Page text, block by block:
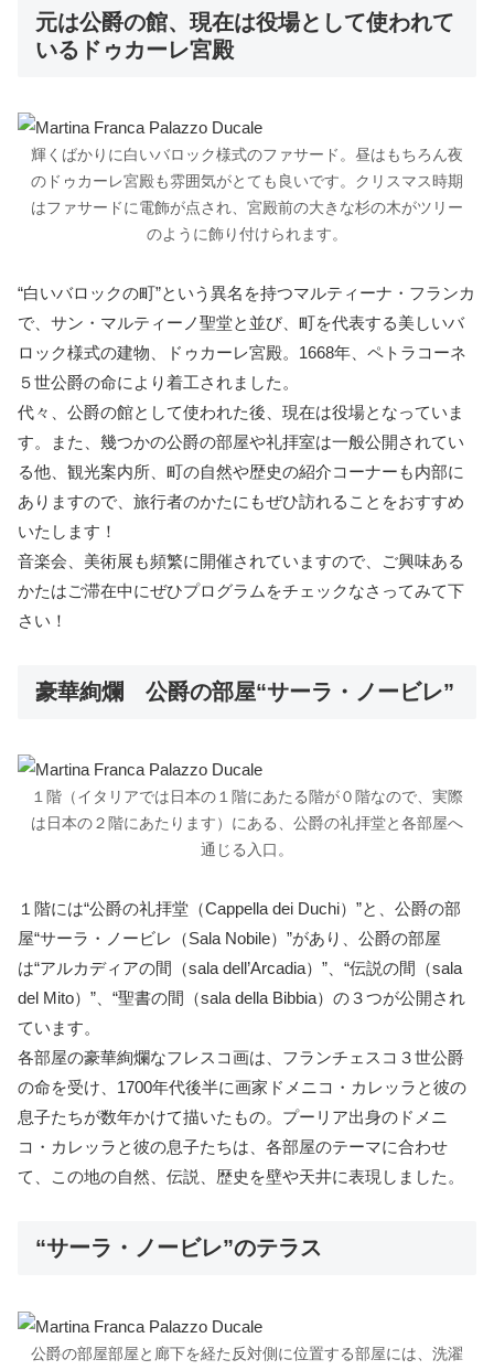
元は公爵の館、現在は役場として使われて
いるドゥカーレ宮殿
輝くばかりに白いバロック様式のファサード。昼はもちろん夜
のドゥカーレ宮殿も雰囲気がとても良いです。クリスマス時期
はファサードに電飾が点され、宮殿前の大きな杉の木がツリー
のように飾り付けられます。
“白いバロックの町”という異名を持つマルティーナ・フランカ
で、サン・マルティーノ聖堂と並び、町を代表する美しいバ
ロック様式の建物、ドゥカーレ宮殿。1668年、ペトラコーネ
５世公爵の命により着工されました。
代々、公爵の館として使われた後、現在は役場となっていま
す。また、幾つかの公爵の部屋や礼拝室は一般公開されてい
る他、観光案内所、町の自然や歴史の紹介コーナーも内部に
ありますので、旅行者のかたにもぜひ訪れることをおすすめ
いたします！
音楽会、美術展も頻繁に開催されていますので、ご興味ある
かたはご滞在中にぜひプログラムをチェックなさってみて下
さい！
豪華絢爛 公爵の部屋“サーラ・ノービレ”
１階（イタリアでは日本の１階にあたる階が０階なので、実際
は日本の２階にあたります）にある、公爵の礼拝堂と各部屋へ
通じる入口。
１階には“公爵の礼拝堂（Cappella dei Duchi）”と、公爵の部
屋“サーラ・ノービレ（Sala Nobile）”があり、公爵の部屋
は“アルカディアの間（sala dell’Arcadia）”、“伝説の間（sala
del Mito）”、“聖書の間（sala della Bibbia）の３つが公開され
ています。
各部屋の豪華絢爛なフレスコ画は、フランチェスコ３世公爵
の命を受け、1700年代後半に画家ドメニコ・カレッラと彼の
息子たちが数年かけて描いたもの。プーリア出身のドメニ
コ・カレッラと彼の息子たちは、各部屋のテーマに合わせ
て、この地の自然、伝説、歴史を壁や天井に表現しました。
“サーラ・ノービレ”のテラス
公爵の部屋部屋と廊下を経た反対側に位置する部屋には、洗濯